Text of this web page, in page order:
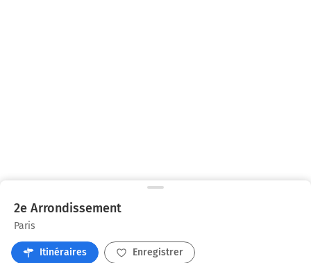
2e Arrondissement
Paris
Itinéraires Enregistrer